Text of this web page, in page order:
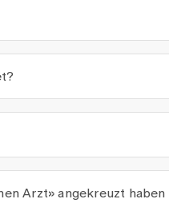
Arzt» angekreuzt haben